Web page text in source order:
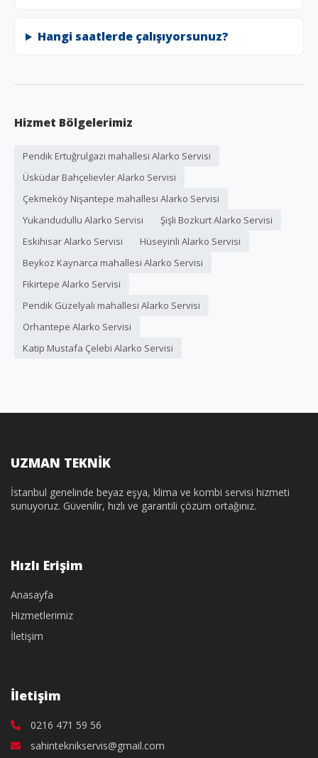
Hangi saatlerde çalışıyorsunuz?
Hizmet Bölgelerimiz
Pendik Ertuğrulgazi mahallesi Alarko Servisi
Üsküdar Bahçelievler Alarko Servisi
Çekmeköy Nişantepe mahallesi Alarko Servisi
Yukarıdudullu Alarko Servisi
Şişli Bozkurt Alarko Servisi
Eskihisar Alarko Servisi
Hüseyinli Alarko Servisi
Beykoz Kaynarca mahallesi Alarko Servisi
Fikirtepe Alarko Servisi
Pendik Güzelyalı mahallesi Alarko Servisi
Orhantepe Alarko Servisi
Katip Mustafa Çelebi Alarko Servisi
UZMAN TEKNİK
İstanbul genelinde beyaz eşya, klima ve kombi servisi hizmeti
sunuyoruz. Güvenilir, hızlı ve garantili çözüm ortağınız.
Hızlı Erişim
Anasayfa
Hizmetlerimiz
İletişim
İletişim
0216 471 59 56
sahinteknikservis@gmail.com